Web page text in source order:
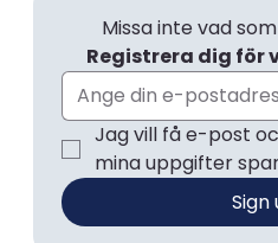
Missa inte vad
Jag vill få e-post
mina uppgifter
Sign